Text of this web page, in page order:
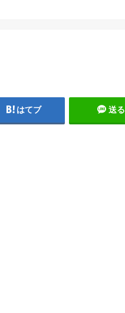
はてブ 送る